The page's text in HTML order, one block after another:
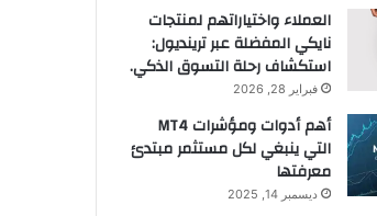
العملاء واختياراتهم لمنتجات
نايكي المفضلة عبر ترينديول:
استكشاف رحلة التسوق الذكي.
فبراير 28, 2026
أهم أدوات ومؤشرات MT4
التي ينبغي لكل مستثمر مبتدئ
معرفتها
ديسمبر 14, 2025